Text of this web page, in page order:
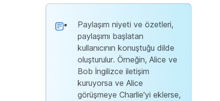
Paylaşım niyeti ve özetleri,
paylaşımı başlatan
kullanıcının konuştuğu dilde
oluşturulur. Örneğin, Alice ve
Bob İngilizce iletişim
kuruyorsa ve Alice
görüşmeye Charlie'yi eklerse,